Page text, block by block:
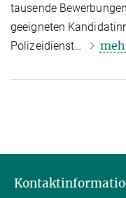
tausende
geeigneten
Polizeidienst…